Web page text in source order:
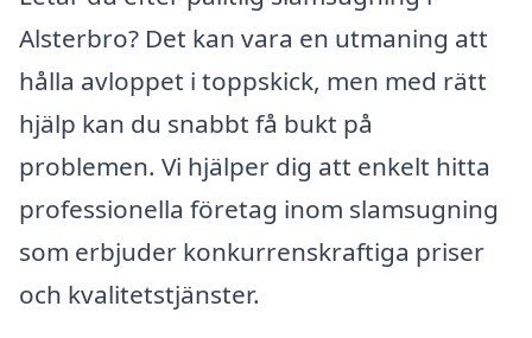
Alsterbro? Det kan vara en utmaning att
hålla avloppet i toppskick, men med rätt
hjälp kan du snabbt få bukt på
problemen. Vi hjälper dig att enkelt hitta
professionella företag inom slamsugning
som erbjuder konkurrenskraftiga priser
och kvalitetstjänster.